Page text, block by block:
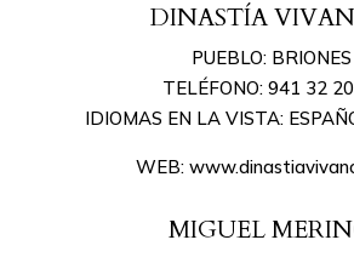
DINASTÍA
PUEBLO: BRIONES
TELÉFONO: 941 32
IDIOMAS EN LA VISTA:
WEB:
MIGUEL